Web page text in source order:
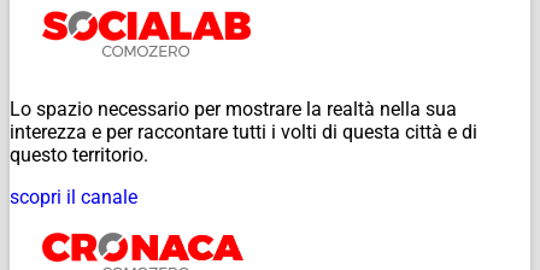
Lo spazio necessario per mostrare la realtà nella sua
interezza e per raccontare tutti i volti di questa città e di
questo territorio.
scopri il canale